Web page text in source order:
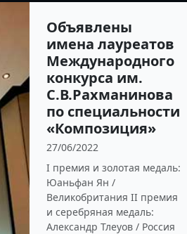
Объявлены
имена лауреатов
Международного
конкурса им.
С.В.Рахманинова
по специальности
«Композиция»
27/06/2022
I премия и золотая медаль:
Юаньфан Ян /
Великобритания II премия
и серебряная медаль:
Александр Тлеуов / Россия